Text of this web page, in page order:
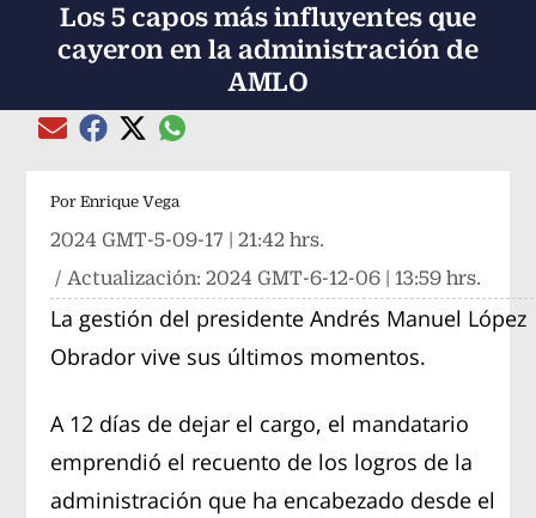
Los 5 capos más influyentes que
cayeron en la administración de
AMLO
Compartir el artículo actual mediante Email
Compartir el artículo actual mediante Facebook
Compartir el artículo actual mediante Twitter
Compartir el artículo actual mediante
Por Enrique Vega
2024 GMT-5-09-17 | 21:42 hrs.
/ Actualización:2024 GMT-6-12-06 | 13:59 hrs.
La gestión del presidente Andrés Manuel López
Obrador vive sus últimos momentos.
A 12 días de dejar el cargo, el mandatario
emprendió el recuento de los logros de la
administración que ha encabezado desde el